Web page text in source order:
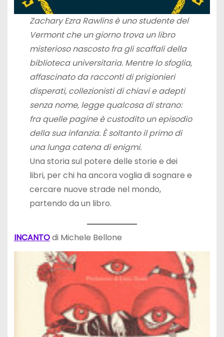
Zachary Ezra Rawlins è uno studente del
Vermont che un giorno trova un libro
misterioso nascosto fra gli scaffali della
biblioteca universitaria. Mentre lo sfoglia,
affascinato da racconti di prigionieri
disperati, collezionisti di chiavi e adepti
senza nome, legge qualcosa di strano:
fra quelle pagine è custodito un episodio
della sua infanzia. È soltanto il primo di
una lunga catena di enigmi.
Una storia sul potere delle storie e dei
libri, per chi ha ancora voglia di sognare e
cercare nuove strade nel mondo,
partendo da un libro.
INCANTOdi Michele Bellone